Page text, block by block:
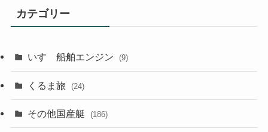
カテゴリー
いすゞ船舶エンジン (9)
くるま旅 (24)
その他国産艇 (186)